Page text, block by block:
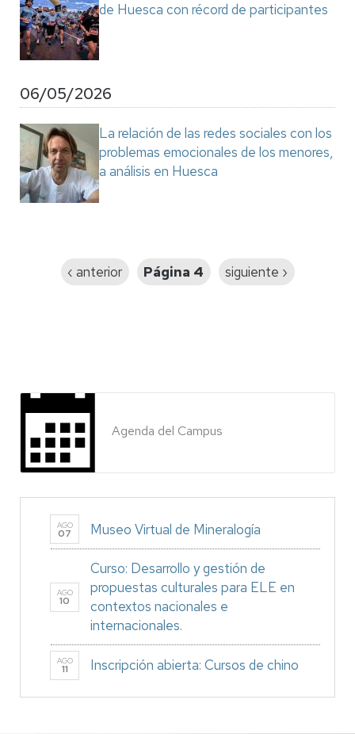
de Huesca con récord de participantes
06/05/2026
La relación de las redes sociales con los
problemas emocionales de los menores,
a análisis en Huesca
Página
‹ anterior Página 4
Siguiente
siguiente ›
Agenda del Campus
AGO
07 Museo Virtual de Mineralogía
AGO
10
Curso: Desarrollo y gestión de
propuestas culturales para ELE en
contextos nacionales e
internacionales.
AGO
11 Inscripción abierta: Cursos de chino